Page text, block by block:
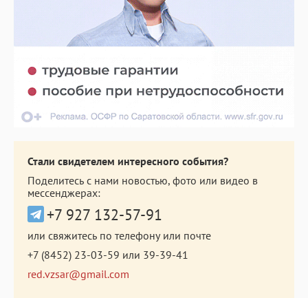
Стали свидетелем интересного события?
Поделитесь с нами новостью, фото или видео в
мессенджерах:
+7 927 132-57-91
или свяжитесь по телефону или почте
+7 (8452) 23-03-59 или 39-39-41
red.vzsar@gmail.com